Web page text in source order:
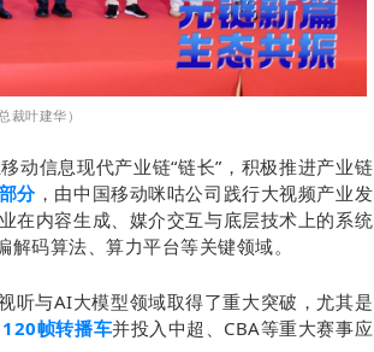
裁叶建华）
动信息现代产业链“链长”，积极推进产业链
分，由中国移动咪咕公司践行大视频产业发
在内容生成、媒介交互与底层技术上的系统
解码算法、算力平台等关键领域。
听与AI大模型领域取得了重大突破，尤其是
帧转播车并投入中超、CBA等重大赛事应